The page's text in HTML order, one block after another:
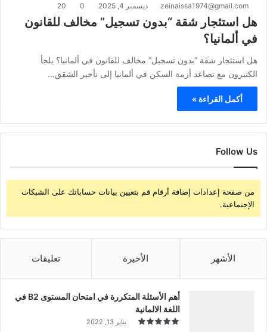
zeinaissa1974@gmail.com ديسمبر 4, 2025 0
20
هل استئجار شقة “بدون تسجيل” مخالف للقانون
في ألمانيا؟
هل استئجار شقة “بدون تسجيل” مخالف للقانون في ألمانيا؟ يلجأ
الكثيرون مع تصاعد أزمة السكن في ألمانيا إلى تأجير الشقق…
أكمل القراءة »
Follow Us
من صفحة إعدادات إضافة أرقام قم بتعيين بيانات حساباتك على الشبكات
الإجتماعية.
الأشهر الأخيرة تعليقات
أهم الأسئلة المتكررة في امتحان المستوى B2 في
اللغة الالمانية
يناير 13, 2022